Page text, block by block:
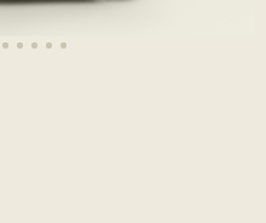
7 8 9 10
11